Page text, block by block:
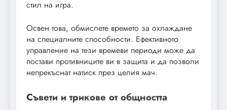
стил на игра.
Освен това, обмислете времето за охлаждане
на специалните способности. Ефективното
управление на тези времеви периоди може да
постави противниците ви в защита и да позволи
непрекъснат натиск през целия мач.
Съвети и трикове от общността